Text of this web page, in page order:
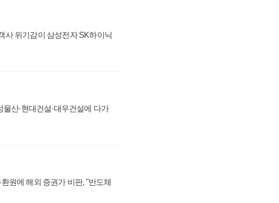
사 위기감이 삼성전자 SK하이닉
산·현대건설·대우건설에 다가
원에 해외 증권가 비판, "반도체